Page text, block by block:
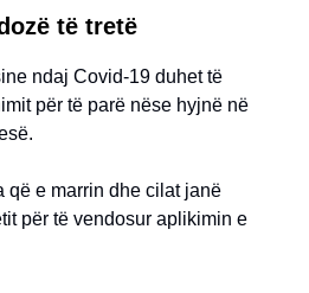
të tretë
ndaj Covid-19 duhet të
për të parë nëse hyjnë në
që e marrin dhe cilat janë
për të vendosur aplikimin e